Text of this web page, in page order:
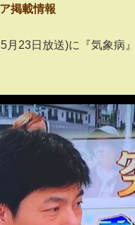
掲載情報
月23日放送)に『気象病